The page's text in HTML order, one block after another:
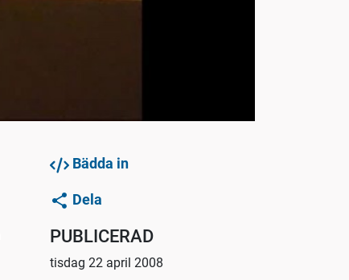
Bädda in
Dela
PUBLICERAD
tisdag 22 april 2008